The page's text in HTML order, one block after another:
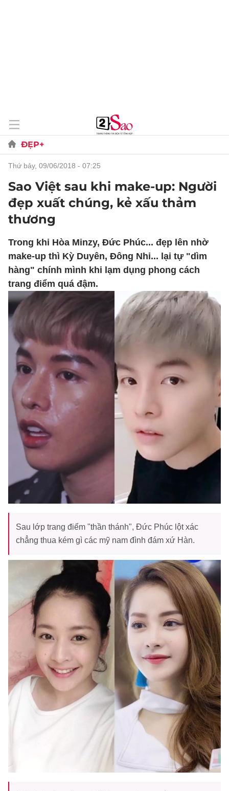
ĐẸP+
thứ bảy, 09/06/2018 - 07:25
Sao Việt sau khi make-up: Người
đẹp xuất chúng, kẻ xấu thảm
thương
Trong khi Hòa Minzy, Đức Phúc... đẹp lên nhờ
make-up thì Kỳ Duyên, Đông Nhi... lại tự "dìm
hàng" chính mình khi lạm dụng phong cách
trang điểm quá đậm.
Sau lớp trang điểm "thần thánh", Đức Phúc lột xác
chẳng thua kém gì các mỹ nam đình đám xứ Hàn.